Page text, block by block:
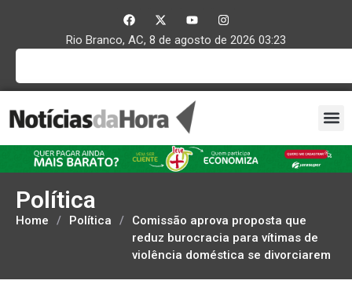
Rio Branco, AC, 8 de agosto de 2026 03:23
Política
Home / Política /
Comissão aprova proposta que
reduz burocracia para vítimas de
violência doméstica se divorciarem